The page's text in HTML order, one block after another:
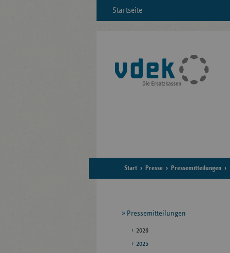
Startseite
Start Presse Pressemitteilungen
Seitennavigation
Pressemitteilungen
2026
2025